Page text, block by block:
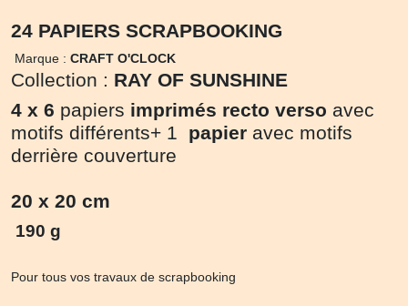
24 PAPIERS SCRAPBOOKING
Marque : CRAFT O'CLOCK
Collection : RAY OF SUNSHINE
4 x 6 papiers imprimés recto verso avec
motifs différents+ 1
papier avec motifs
derrière couverture
20 x 20 cm
190 g
Pour tous vos travaux de scrapbooking